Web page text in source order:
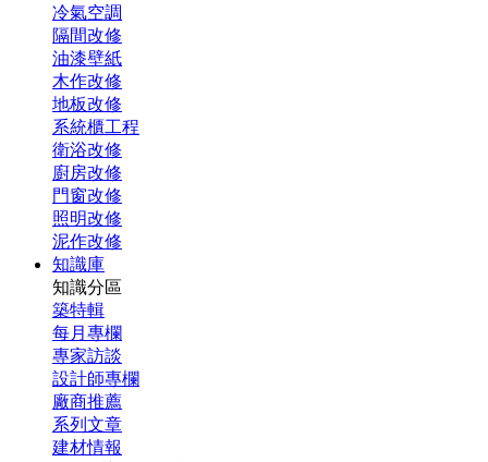
冷氣空調
隔間改修
油漆壁紙
木作改修
地板改修
系統櫃工程
衛浴改修
廚房改修
門窗改修
照明改修
泥作改修
知識庫
知識分區
築特輯
每月專欄
專家訪談
設計師專欄
廠商推薦
系列文章
建材情報